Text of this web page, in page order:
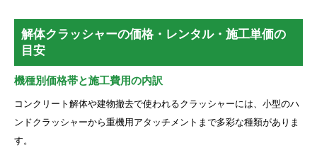
解体クラッシャーの価格・レンタル・施工単価の
目安
機種別価格帯と施工費用の内訳
コンクリート解体や建物撤去で使われるクラッシャーには、小型のハ
ンドクラッシャーから重機用アタッチメントまで多彩な種類がありま
す。